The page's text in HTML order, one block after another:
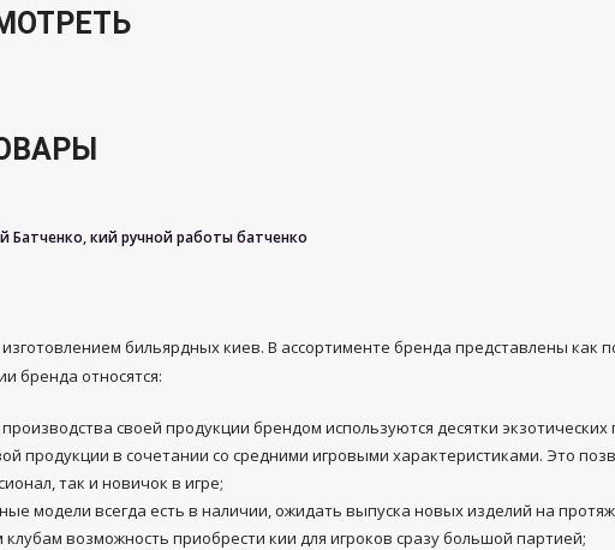
Батченко,кий ручной работы батченко
бильярдных киев. В ассортименте бренда представлены
бренда относятся:
своей продукции брендом используются десятки экзотических
продукции в сочетании со средними игровыми характеристиками. Это
так и новичок в игре;
модели всегда есть в наличии, ожидать выпуска новых изделий на
возможность приобрести кии для игроков сразу большой партией;